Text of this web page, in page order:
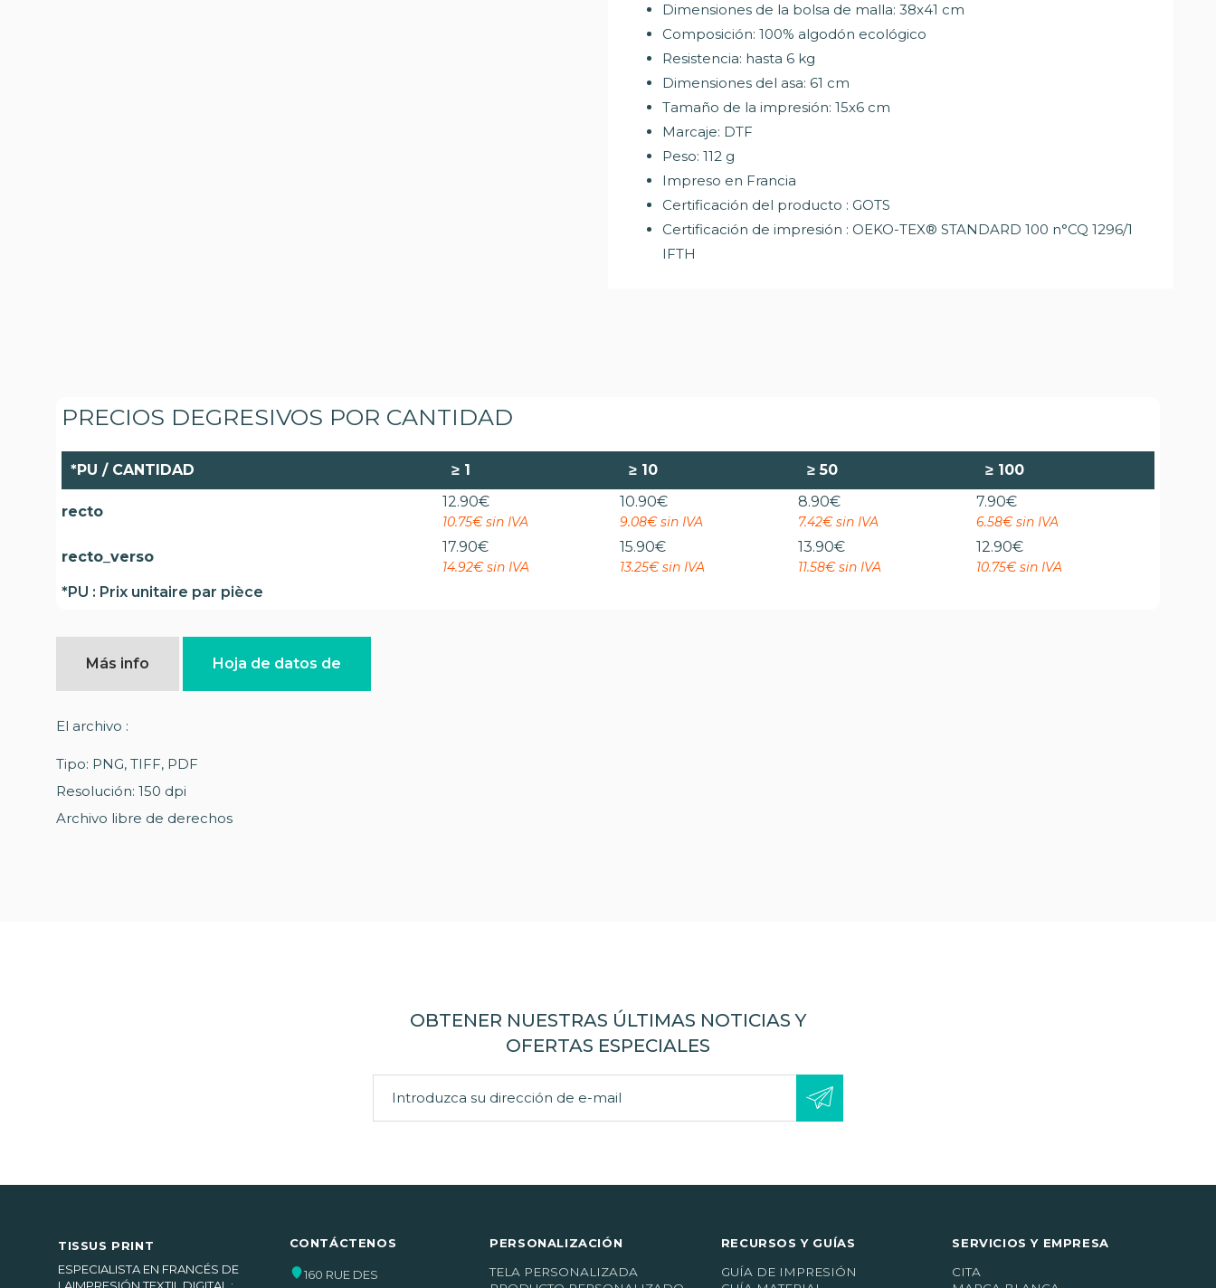
Dimensiones de la bolsa de malla: 38x41 cm
Composición: 100% algodón ecológico
Resistencia: hasta 6 kg
Dimensiones del asa: 61 cm
Tamaño de la impresión: 15x6 cm
Marcaje: DTF
Peso: 112 g
Impreso en Francia
Certificación del producto : GOTS
Certificación de impresión : OEKO-TEX® STANDARD 100 n°CQ 1296/1
IFTH
PRECIOS DEGRESIVOS POR CANTIDAD
*PU / CANTIDAD ≥ 1 ≥ 10 ≥50 ≥ 100
recto
12.90€
10.75€ sin IVA
10.90€
9.08€ sin IVA
8.90€
7.42€ sin IVA
7.90€
6.58€ sin IVA
recto_verso
17.90€
14.92€ sin IVA
15.90€
13.25€ sin IVA
13.90€
11.58€ sin IVA
12.90€
10.75€ sin IVA
*PU : Prix unitaire par pièce
Más info Hoja de datos de
El archivo :
Tipo: PNG, TIFF, PDF
Resolución: 150 dpi
Archivo libre de derechos
OBTENER NUESTRAS ÚLTIMAS NOTICIAS Y
OFERTAS ESPECIALES
TISSUS PRINT
ESPECIALISTA EN FRANCÉS DE
LAIMPRESIÓN TEXTIL DIGITAL :
CONTÁCTENOS
160 RUE DES
PERSONALIZACIÓN
TELA PERSONALIZADA
RECURSOS Y GUÍAS
GUÍA DE IMPRESIÓN
SERVICIOS Y EMPRESA
CITA